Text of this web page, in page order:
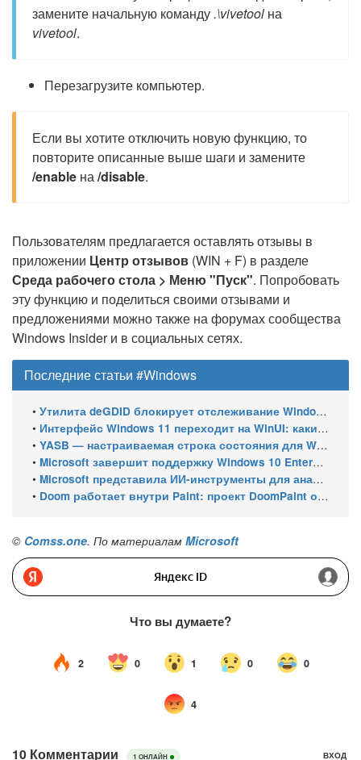
замените начальную команду.\vivetool на
vivetool.
Перезагрузите компьютер.
Если вы хотите отключить новую функцию, то
повторите описанные выше шаги и замените
/enable на/disable.
Пользователям предлагается оставлять отзывы в
приложении Центр отзывов (WIN + F) в разделе
Среда рабочего стола > Меню "Пуск". Попробовать
эту функцию и поделиться своими отзывами и
предложениями можно также на форумах сообщества
Windows Insider и в социальных сетях.
Последние статьи #Windows
• Утилита deGDID блокирует отслеживание Windows по глобальному идентификатору устройства
• Интерфейс Windows 11 переходит на WinUI: какие системные элементы обновит Microsoft
• YASB — настраиваемая строка состояния для Windows с виджетами и поддержкой нескольких мониторов
• Microsoft завершит поддержку Windows 10 Enterprise LTSC 2021 в январе 2027 года. ESU продлят обновления до января 2030 года
• Microsoft представила ИИ-инструменты для анализа производительности Windows: ETW MCP и WPA MCP
• Doom работает внутри Paint: проект DoomPaint от технического директора Microsoft Azure
© Comss.one. По материалам Microsoft